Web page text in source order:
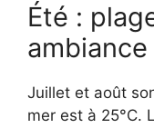
Été :
Juillet et août
mer est à 25°C.